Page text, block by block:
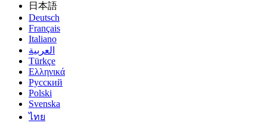
日本語
Deutsch
Français
Italiano
العربية
Türkçe
Ελληνικά
Русский
Polski
Svenska
ไทย